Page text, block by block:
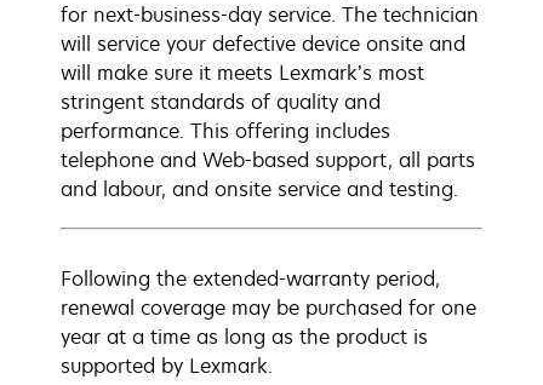
for next-business-day service. The technician
will service your defective device onsite and
will make sure it meets Lexmark’s most
stringent standards of quality and
performance. This offering includes
telephone and Web-based support, all parts
and labour, and onsite service and testing.
Following the extended-warranty period,
renewal coverage may be purchased for one
year at a time as long as the product is
supported by Lexmark.